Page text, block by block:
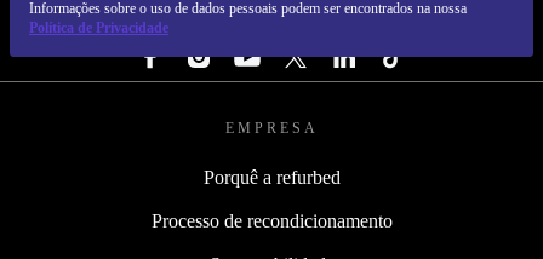
Informações sobre o uso de dados pessoais podem ser encontrados na nossa
Política de Privacidade
SEGUE-NOS
EMPRESA
Porquê a refurbed
Processo de recondicionamento